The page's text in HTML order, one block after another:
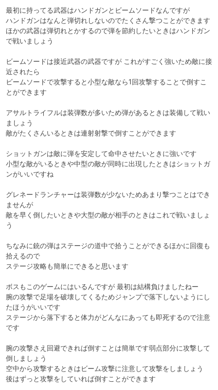
最初に持ってる武器はハンドガンとビームソードなんですが
ハンドガンはなんと弾切れしないのでたくさん撃つことができます
ほかの武器は弾切れとかするので弾を節約したいときはハンドガン
で戦いましょう
ビームソードは接近武器の武器ですが これがすごく強いため敵に接
近されたら
ビームソードで攻撃すると小型な敵なら1回攻撃することで倒すこ
とができます
アサルトライフルは装弾数が多いため弾があるときは装備して戦い
ましょう
敵がたくさんいるときは連射射撃で倒すことができます
ショットガンは敵に弾を安定して命中させたいときに強いです
小型な敵がいるときや中型の敵が同時に出現したときはショットガ
ンがいいですね
グレネードランチャーは装弾数が少ないためあまり撃つことはでき
ませんが
敵を早く倒したいときや大型の敵が相手のときはこれで戦いましょ
う
ちなみに銃の弾はステージの道中で拾うことができるほかに回復も
拾えるので
ステージ攻略も簡単にできると思います
ボスもこのゲームにはいるんですが 最初は結構負けましたねー
腕の攻撃で足場を破壊してくるためジャンプで落下しないようにし
たほうがいいです
ステージから落下すると体力がどんなにあっても即死するので注意
です
腕の攻撃さえ回避できれば倒すことは簡単です弱点部分に攻撃して
倒しましょう
空中から攻撃するときはビーム攻撃に注意して攻撃をしましょう
後はずっと攻撃をしていれば倒すことができます